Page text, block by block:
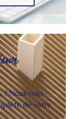
Nous vous
de votre